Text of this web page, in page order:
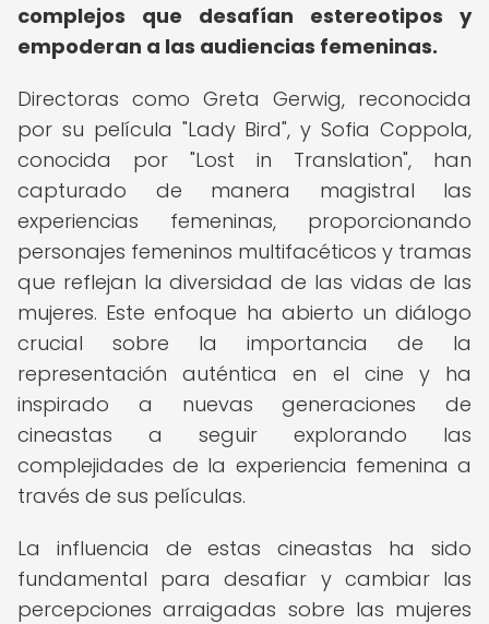
complejos que desafían estereotipos y
empoderan a las audiencias femeninas.
Directoras como Greta Gerwig, reconocida
por su película "Lady Bird", y Sofia Coppola,
conocida por "Lost in Translation", han
capturado de manera magistral las
experiencias femeninas, proporcionando
personajes femeninos multifacéticos y tramas
que reflejan la diversidad de las vidas de las
mujeres. Este enfoque ha abierto un diálogo
crucial sobre la importancia de la
representación auténtica en el cine y ha
inspirado a nuevas generaciones de
cineastas a seguir explorando las
complejidades de la experiencia femenina a
través de sus películas.
La influencia de estas cineastas ha sido
fundamental para desafiar y cambiar las
percepciones arraigadas sobre las mujeres